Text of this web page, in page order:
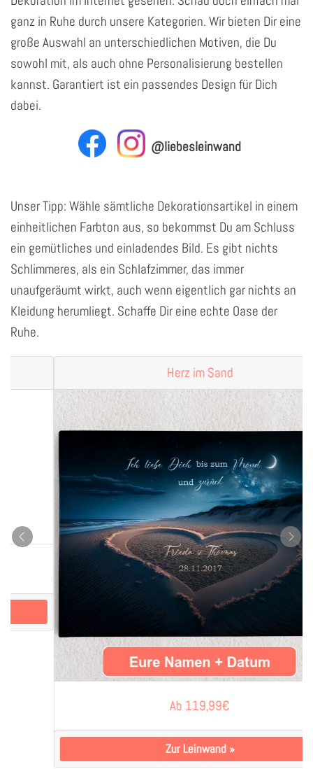
ganz in Ruhe durch unsere Kategorien. Wir bieten Dir eine
große Auswahl an unterschiedlichen Motiven, die Du
sowohl mit, als auch ohne Personalisierung bestellen
kannst. Garantiert ist ein passendes Design für Dich
dabei.
@liebesleinwand
Unser Tipp: Wähle sämtliche Dekorationsartikel in einem
einheitlichen Farbton aus, so bekommst Du am Schluss
ein gemütliches und einladendes Bild. Es gibt nichts
Schlimmeres, als ein Schlafzimmer, das immer
unaufgeräumt wirkt, auch wenn eigentlich gar nichts an
Kleidung herumliegt. Schaffe Dir eine echte Oase der
Ruhe.
Herz im Sand
119,99€
Zur Leinwand»